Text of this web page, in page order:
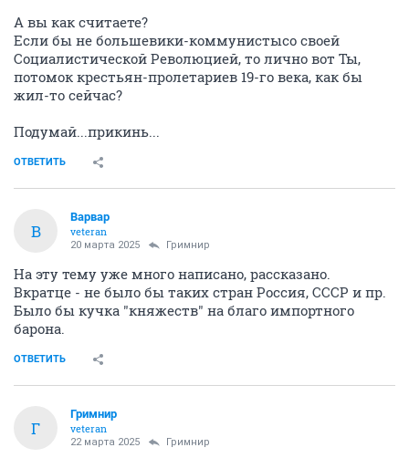
А вы как считаете?
Если бы не большевики-коммунистысо своей
Социалистической Революцией, то лично вот Ты,
потомок крестьян-пролетариев 19-го века, как бы
жил-то сейчас?
Подумай...прикинь...
ОТВЕТИТЬ
В
Варвар
veteran
20 марта 2025 Гримнир
На эту тему уже много написано, рассказано.
Вкратце - не было бы таких стран Россия, СССР и пр.
Было бы кучка "княжеств" на благо импортного
барона.
ОТВЕТИТЬ
Г
Гримнир
veteran
22 марта 2025 Гримнир